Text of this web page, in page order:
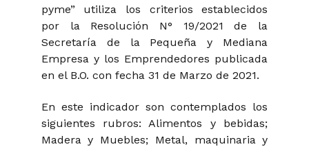
pyme” utiliza los criterios establecidos
por la Resolución N° 19/2021 de la
Secretaría de la Pequeña y Mediana
Empresa y los Emprendedores publicada
en el B.O. con fecha 31 de Marzo de 2021.
En este indicador son contemplados los
siguientes rubros: Alimentos y bebidas;
Madera y Muebles; Metal, maquinaria y